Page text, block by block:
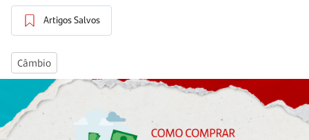
Artigos Salvos
Câmbio